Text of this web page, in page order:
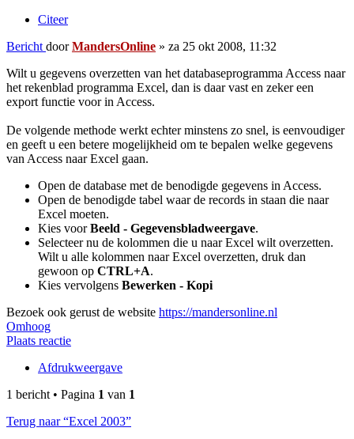
Citeer
Bericht doorMandersOnline » za 25 okt 2008, 11:32
Wilt u gegevens overzetten van het databaseprogramma Access naar
het rekenblad programma Excel, dan is daar vast en zeker een
export functie voor in Access.
De volgende methode werkt echter minstens zo snel, is eenvoudiger
en geeft u een betere mogelijkheid om te bepalen welke gegevens
van Access naar Excel gaan.
Open de database met de benodigde gegevens in Access.
Open de benodigde tabel waar de records in staan die naar
Excel moeten.
Kies voorBeeld - Gegevensbladweergave.
Selecteer nu de kolommen die u naar Excel wilt overzetten.
Wilt u alle kolommen naar Excel overzetten, druk dan
gewoon op CTRL+A.
Kies vervolgens Bewerken - Kopi
Bezoek ook gerust de website https://mandersonline.nl
Omhoog
Plaats reactie
Afdrukweergave
1 bericht • Pagina 1 van 1
Terug naar “Excel 2003”